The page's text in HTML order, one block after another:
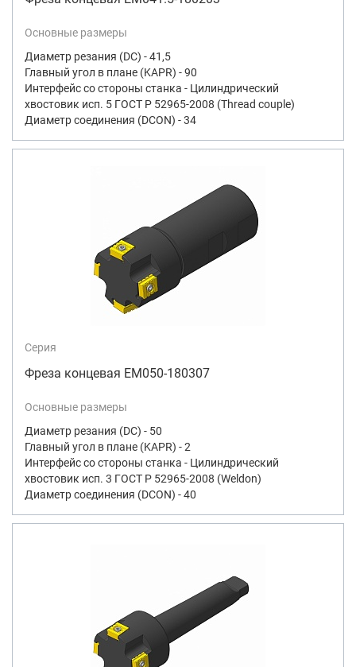
Основные размеры
Диаметр резания (DC) - 41,5
Главный угол в плане (KAPR) - 90
Интерфейс со стороны станка - Цилиндрический
хвостовик исп. 5 ГОСТ Р 52965-2008 (Thread couple)
Диаметр соединения (DCON) - 34
Серия
Фреза концевая EM050-180307
Основные размеры
Диаметр резания (DC) - 50
Главный угол в плане (KAPR) - 2
Интерфейс со стороны станка - Цилиндрический
хвостовик исп. 3 ГОСТ Р 52965-2008 (Weldon)
Диаметр соединения (DCON) - 40